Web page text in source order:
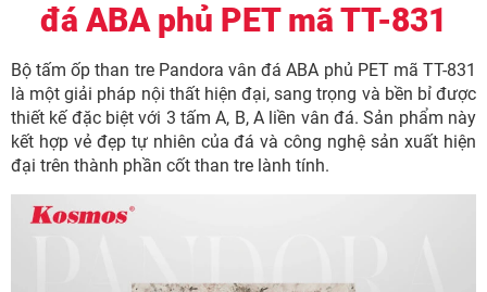
đá ABA phủ PET mã TT-831
Bộ tấm ốp than tre Pandora vân đá ABA phủ PET mã TT-831
là một giải pháp nội thất hiện đại, sang trọng và bền bỉ được
thiết kế đặc biệt với 3 tấm A, B, A liền vân đá. Sản phẩm này
kết hợp vẻ đẹp tự nhiên của đá và công nghệ sản xuất hiện
đại trên thành phần cốt than tre lành tính.